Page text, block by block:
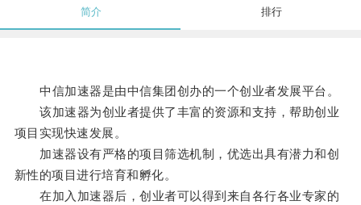
简介 排行
中信加速器是由中信集团创办的一个创业者发展平台。
该加速器为创业者提供了丰富的资源和支持，帮助创业
项目实现快速发展。
加速器设有严格的项目筛选机制，优选出具有潜力和创
新性的项目进行培育和孵化。
在加入加速器后，创业者可以得到来自各行各业专家的